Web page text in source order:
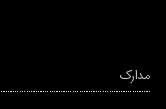
مدارک